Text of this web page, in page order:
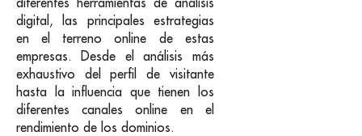
digital, las principales estrategias
en el terreno online de estas
empresas. Desde el análisis más
exhaustivo del perfil de visitante
hasta la influencia que tienen los
diferentes canales online en el
rendimiento de los dominios.